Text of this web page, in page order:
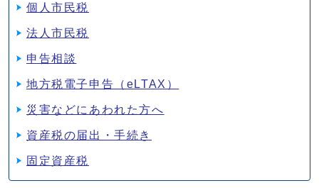
個人市民税
法人市民税
申告相談
地方税電子申告（eLTAX）
災害などにあわれた方へ
資産税の届出・手続き
固定資産税